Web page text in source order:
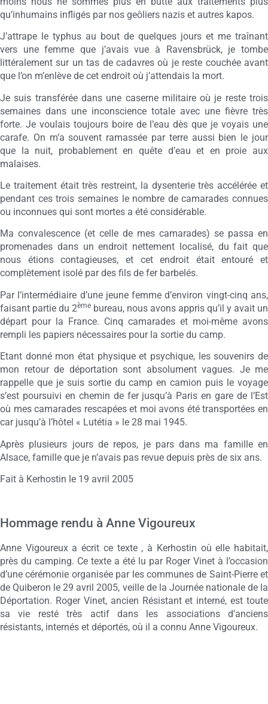
qu’inhumains infligés par nos geôliers nazis et autres kapos.
J’attrape le typhus au bout de quelques jours et me traînant
vers une femme que j’avais vue à Ravensbrück, je tombe
littéralement sur un tas de cadavres où je reste couchée avant
que l’on m’enlève de cet endroit où j’attendais la mort.
Je suis transférée dans une caserne militaire où je reste trois
semaines dans une inconscience totale avec une fièvre très
forte. Je voulais toujours boire de l’eau dès que je voyais une
carafe. On m’a souvent ramassée par terre aussi bien le jour
que la nuit, probablement en quête d’eau et en proie aux
malaises.
Le traitement était très restreint, la dysenterie très accélérée et
pendant ces trois semaines le nombre de camarades connues
ou inconnues qui sont mortes a été considérable.
Ma convalescence (et celle de mes camarades) se passa en
promenades dans un endroit nettement localisé, du fait que
nous étions contagieuses, et cet endroit était entouré et
complètement isolé par des fils de fer barbelés.
Par l’intermédiaire d’une jeune femme d’environ vingt-cinq ans,
faisant partie du 2ème bureau, nous avons appris qu’il y avait un
départ pour la France. Cinq camarades et moi-même avons
rempli les papiers nécessaires pour la sortie du camp.
Etant donné mon état physique et psychique, les souvenirs de
mon retour de déportation sont absolument vagues. Je me
rappelle que je suis sortie du camp en camion puis le voyage
s’est poursuivi en chemin de fer jusqu’à Paris en gare de l’Est
où mes camarades rescapées et moi avons été transportées en
car jusqu’à l’hôtel « Lutétia » le 28 mai 1945.
Après plusieurs jours de repos, je pars dans ma famille en
Alsace, famille que je n’avais pas revue depuis près de six ans.
Fait à Kerhostin le 19 avril 2005
Hommage rendu à Anne Vigoureux
Anne Vigoureux a écrit ce texte , à Kerhostin où elle habitait,
près du camping. Ce texte a été lu par Roger Vinet à l’occasion
d’une cérémonie organisée par les communes de Saint-Pierre et
de Quiberon le 29 avril 2005, veille de la Journée nationale de la
Déportation. Roger Vinet, ancien Résistant et interné, est toute
sa vie resté très actif dans les associations d’anciens
résistants, internés et déportés, où il a connu Anne Vigoureux.